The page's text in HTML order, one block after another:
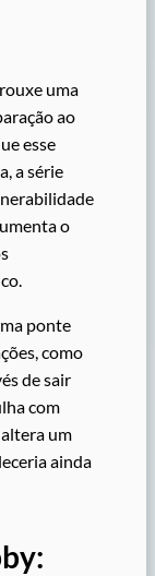
uma
ao
esse
a série
o
ponte
como
de sair
com
um
ainda